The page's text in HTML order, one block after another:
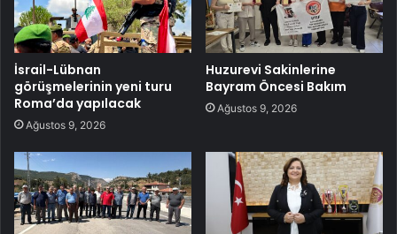
İsrail-Lübnan
görüşmelerinin yeni turu
Roma’da yapılacak
Ağustos 9, 2026
Huzurevi Sakinlerine
Bayram Öncesi Bakım
Ağustos 9, 2026